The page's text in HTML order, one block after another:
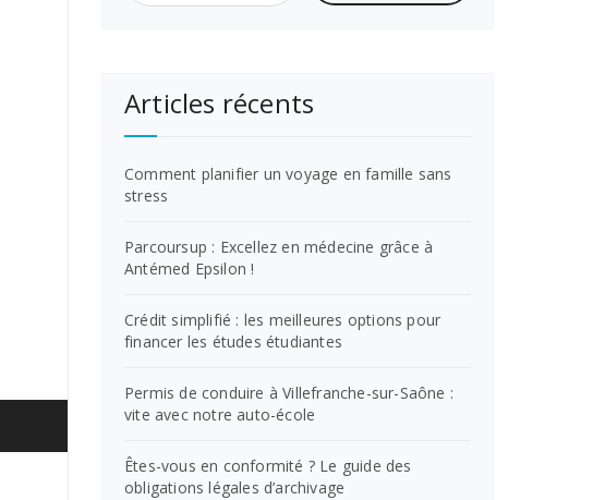
Articles récents
Comment planifier un voyage en famille sans
stress
Parcoursup : Excellez en médecine grâce à
Antémed Epsilon !
Crédit simplifié : les meilleures options pour
financer les études étudiantes
Permis de conduire à Villefranche-sur-Saône :
vite avec notre auto-école
Êtes-vous en conformité ? Le guide des
obligations légales d’archivage